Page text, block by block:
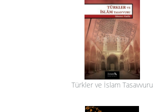
Türkler ve İslam Tasavvuru